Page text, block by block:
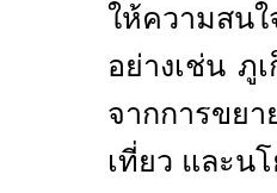
ให้ความสน
อย่างเช่น ภู
จากการขย
เที่ยว และน